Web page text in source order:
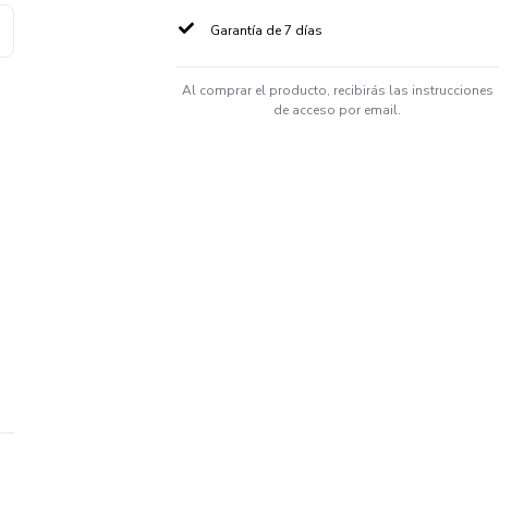
Garantía de 7 días
Al comprar el producto, recibirás las instrucciones
de acceso por email.